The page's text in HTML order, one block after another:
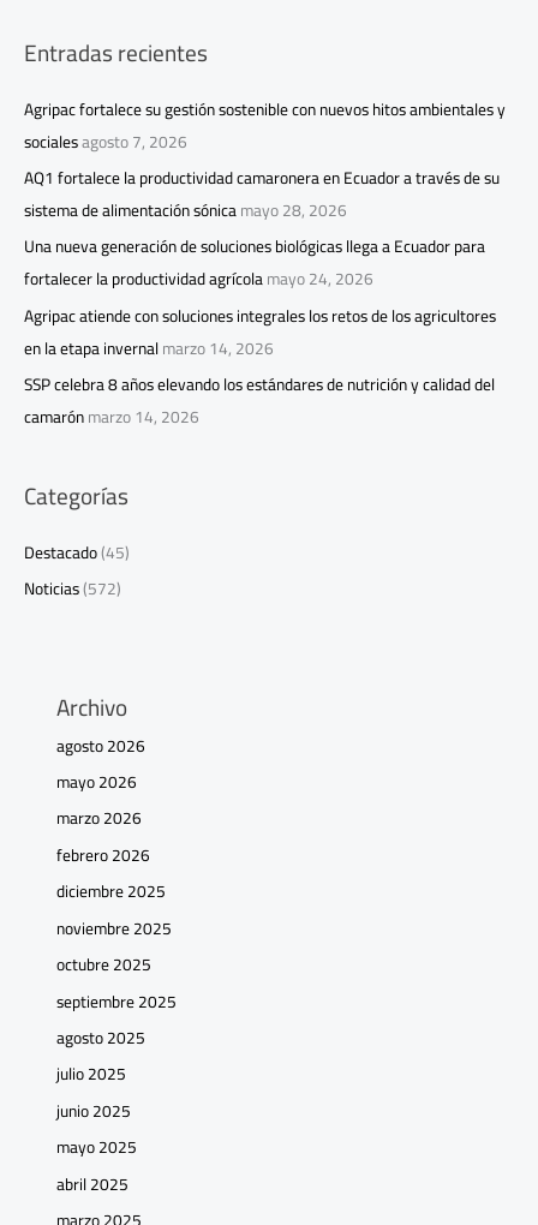
Entradas recientes
Agripac fortalece su gestión sostenible con nuevos hitos ambientales y
socialesagosto 7, 2026
AQ1 fortalece la productividad camaronera en Ecuador a través de su
sistema de alimentación sónicamayo 28, 2026
Una nueva generación de soluciones biológicas llega a Ecuador para
fortalecer la productividad agrícolamayo 24, 2026
Agripac atiende con soluciones integrales los retos de los agricultores
en la etapa invernalmarzo 14, 2026
SSP celebra 8 años elevando los estándares de nutrición y calidad del
camarónmarzo 14, 2026
Categorías
Destacado(45)
Noticias(572)
Archivo
agosto 2026
mayo 2026
marzo 2026
febrero 2026
diciembre 2025
noviembre 2025
octubre 2025
septiembre 2025
agosto 2025
julio 2025
junio 2025
mayo 2025
abril 2025